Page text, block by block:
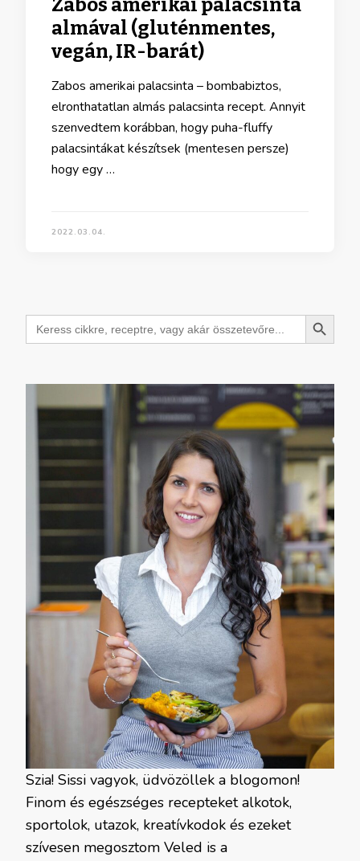
Zabos amerikai palacsinta
almával (gluténmentes,
vegán, IR-barát)
Zabos amerikai palacsinta – bombabiztos,
elronthatatlan almás palacsinta recept. Annyit
szenvedtem korábban, hogy puha-fluffy
palacsintákat készítsek (mentesen persze)
hogy egy …
2022.03.04.
Search
for:
Search Button
Szia! Sissi vagyok, üdvözöllek a blogomon!
Finom és egészséges recepteket alkotok,
sportolok, utazok, kreatívkodok és ezeket
szívesen megosztom Veled is a